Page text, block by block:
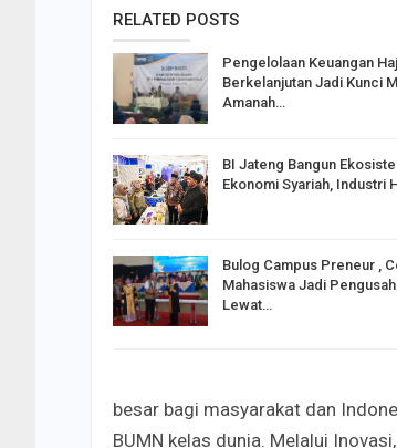
RELATED POSTS
Pengelolaan Keuangan
Berkelanjutan Jadi Kunci
Amanah…
BI Jateng Bangun
Ekonomi Syariah, Industri
Bulog Campus Preneur ,
Mahasiswa Jadi
Lewat…
besar bagi masyarakat dan
BUMN kelas dunia. Melalui